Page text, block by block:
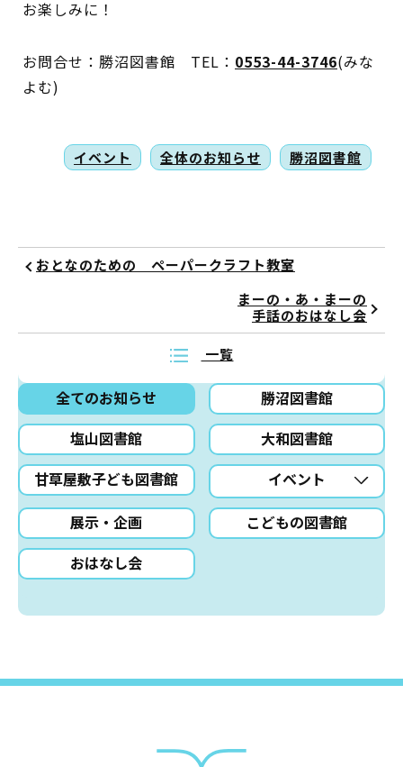
全てのお知らせ
勝沼図書館
塩山図書館
大和図書館
甘草屋敷子ども図書館
イベント
展示・企画
こどもの図書館
おはなし会
お楽しみに！
お問合せ：勝沼図書館 TEL： 0553-44-3746(みな
よむ)
イベント 全体のお知らせ 勝沼図書館
おとなのための ペーパークラフト教室
まーの・あ・まーの
手話のおはなし会
一覧